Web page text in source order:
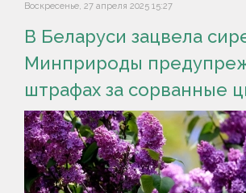
Воскресенье, 27 апреля 2025 15:27
В Беларуси зацвела
Минприроды
штрафах за сорванные